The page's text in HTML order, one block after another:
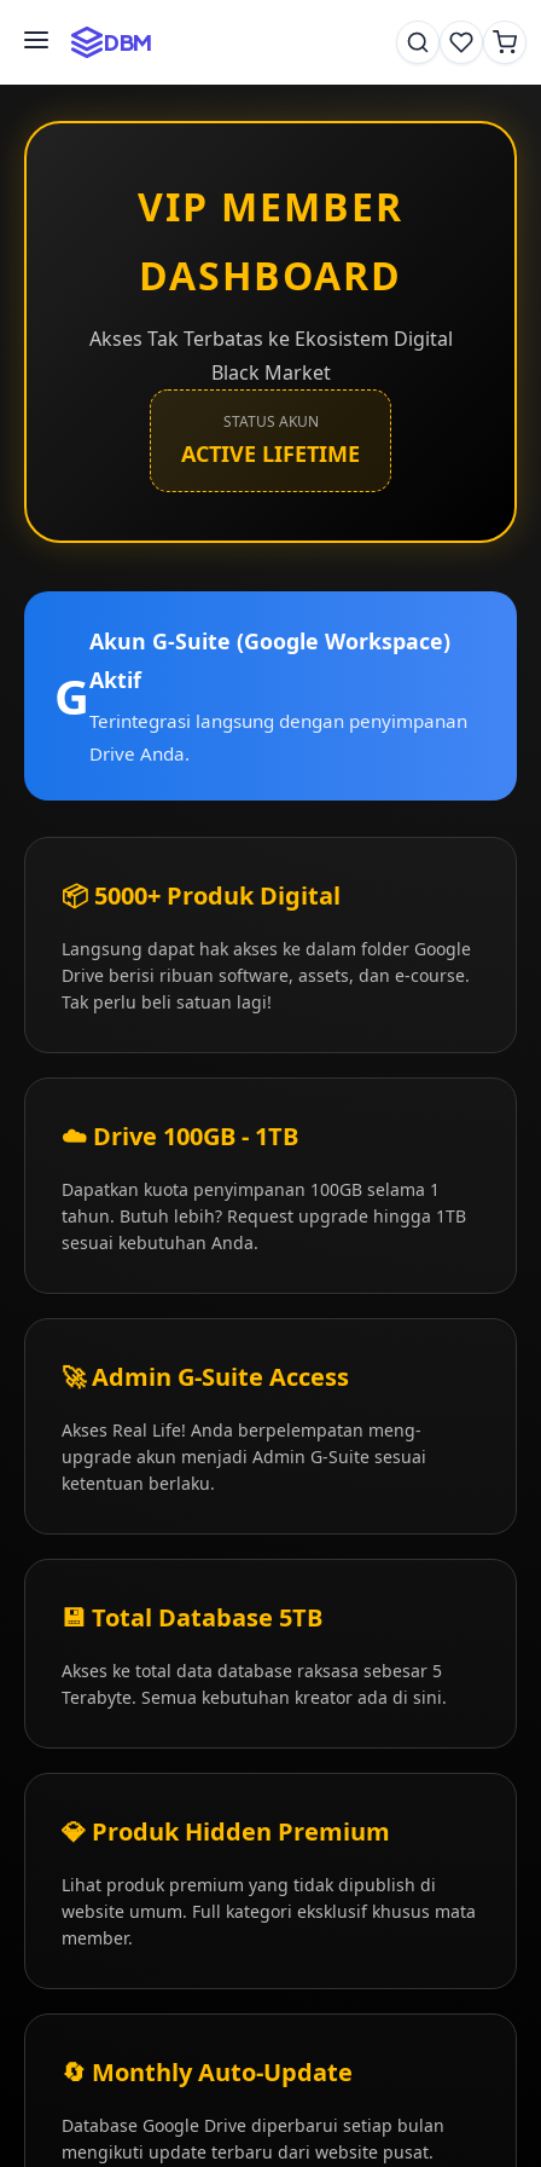
DBM
Member
VIP MEMBER
DASHBOARD
Akses Tak Terbatas ke Ekosistem Digital
Black Market
STATUS AKUN
ACTIVE LIFETIME
G
Akun G-Suite (Google Workspace)
Aktif
Terintegrasi langsung dengan penyimpanan
Drive Anda.
📦 5000+ Produk Digital
Langsung dapat hak akses ke dalam folder Google
Drive berisi ribuan software, assets, dan e-course.
Tak perlu beli satuan lagi!
☁️ Drive 100GB - 1TB
Dapatkan kuota penyimpanan 100GB selama 1
tahun. Butuh lebih? Request upgrade hingga 1TB
sesuai kebutuhan Anda.
🚀 Admin G-Suite Access
Akses Real Life! Anda berpelempatan meng-
upgrade akun menjadi Admin G-Suite sesuai
ketentuan berlaku.
💾 Total Database 5TB
Akses ke total data database raksasa sebesar 5
Terabyte. Semua kebutuhan kreator ada di sini.
💎 Produk Hidden Premium
Lihat produk premium yang tidak dipublish di
website umum. Full kategori eksklusif khusus mata
member.
🔄 Monthly Auto-Update
Database Google Drive diperbarui setiap bulan
mengikuti update terbaru dari website pusat.
🔥 Produk Lainnya
3.9 (161)
EPM118-Sejumput Kopi
3.8 (81)
Kapan Saja
4.2 (135)
Grafologi
Rp 15.000
Minimalis
Digital Build Maker
Platform penyedia aset digital premium. Transaksi aman,
Kontak Kami
Bekasi, Indonesia
+62 851 8301 1318
© 2026 Digital Build Maker. All rights reserved.